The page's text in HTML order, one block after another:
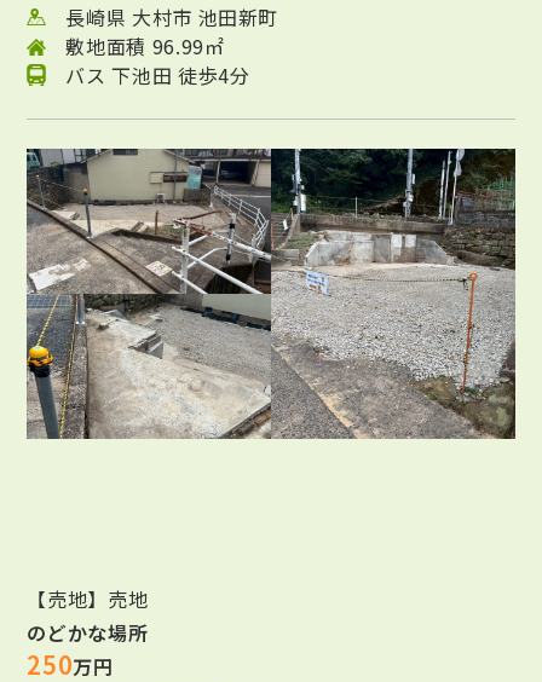
長崎県 大村市 池田新町
敷地面積 96.99㎡
バス 下池田 徒歩4分
【売地】売地
のどかな場所
250万円